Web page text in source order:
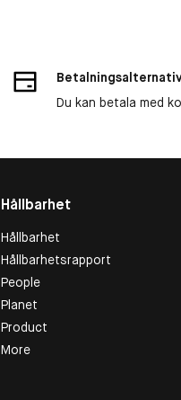
Du kan betala med
Hållbarhet
Hållbarhet
Hållbarhetsrapport
People
Planet
Product
More